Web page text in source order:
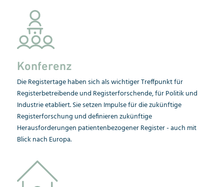
Konferenz
Die Registertage haben sich als wichtiger Treffpunkt für
Registerbetreibende und Registerforschende, für Politik und
Industrie etabliert. Sie setzen Impulse für die zukünftige
Registerforschung und definieren zukünftige
Herausforderungen patientenbezogener Register - auch mit
Blick nach Europa.